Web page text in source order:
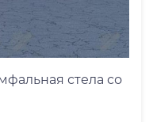
стела со